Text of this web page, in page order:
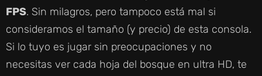
FPS. Sin milagros, pero tampoco está mal si
consideramos el tamaño (y precio) de esta consola.
Si lo tuyo es jugar sin preocupaciones y no
necesitas ver cada hoja del bosque en ultra HD, te